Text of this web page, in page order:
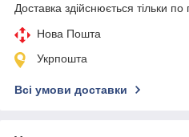
Доставка здійснюється тільки по
Нова Пошта
Укрпошта
Всі умови доставки